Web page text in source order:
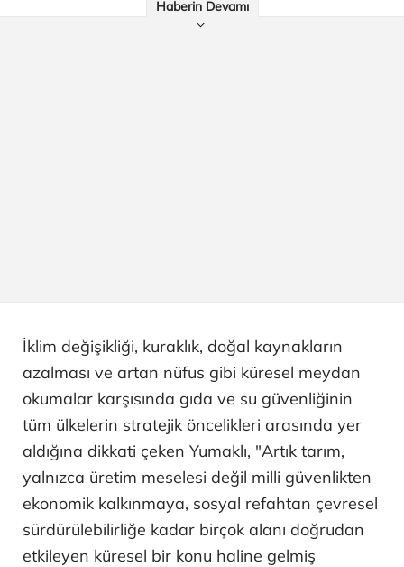
Haberin Devamı
İklim değişikliği, kuraklık, doğal kaynakların
azalması ve artan nüfus gibi küresel meydan
okumalar karşısında gıda ve su güvenliğinin
tüm ülkelerin stratejik öncelikleri arasında yer
aldığına dikkati çeken Yumaklı, "Artık tarım,
yalnızca üretim meselesi değil milli güvenlikten
ekonomik kalkınmaya, sosyal refahtan çevresel
sürdürülebilirliğe kadar birçok alanı doğrudan
etkileyen küresel bir konu haline gelmiş